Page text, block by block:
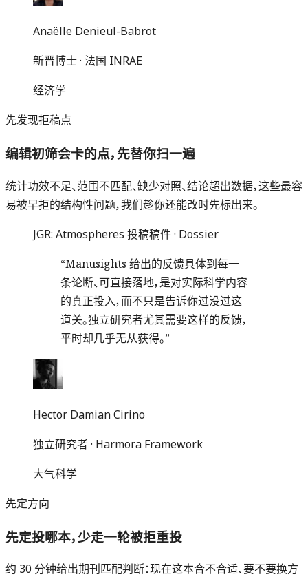
Anaëlle Denieul-Babrot
新晋博士 · 法国 INRAE
经济学
先发现拒稿点
编辑初筛会卡的点，先替你扫一遍
统计功效不足、范围不匹配、缺少对照、结论超出数据，这些最容
易被早拒的结构性问题，我们趁你还能改时先标出来。
JGR: Atmospheres 投稿稿件 · Dossier
“Manusights 给出的反馈具体到每一
条论断、可直接落地，是对实际科学内容
的真正投入，而不只是告诉你过没过这
道关。独立研究者尤其需要这样的反馈，
平时却几乎无从获得。”
Hector Damian Cirino
独立研究者 · Harmora Framework
大气科学
先定方向
先定投哪本，少走一轮被拒重投
约 30 分钟给出期刊匹配判断：现在这本合不合适、要不要换方